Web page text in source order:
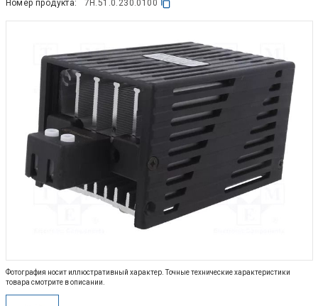
Номер продукта: 7H.51.0.230.0100
Фотография носит иллюстративный характер. Точные технические характеристики
товара смотрите в описании.